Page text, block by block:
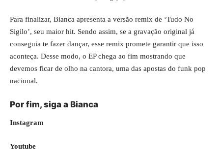
Para finalizar, Bianca apresenta a versão remix de ‘Tudo No
Sigilo’, seu maior hit. Sendo assim, se a gravação original já
conseguia te fazer dançar, esse remix promete garantir que isso
aconteça. Desse modo, o EP chega ao fim mostrando que
devemos ficar de olho na cantora, uma das apostas do funk pop
nacional.
Por fim, siga a Bianca
Instagram
Youtube